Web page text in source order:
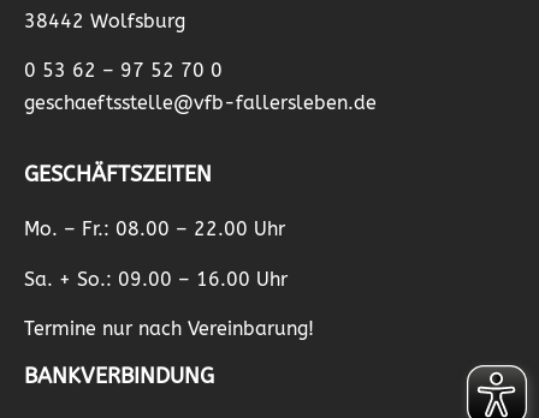
38442 Wolfsburg
0 53 62 – 97 52 70 0
geschaeftsstelle@vfb-fallersleben.de
GESCHÄFTSZEITEN
Mo. – Fr.: 08.00 – 22.00 Uhr
Sa. + So.: 09.00 – 16.00 Uhr
Termine nur nach Vereinbarung!
BANKVERBINDUNG